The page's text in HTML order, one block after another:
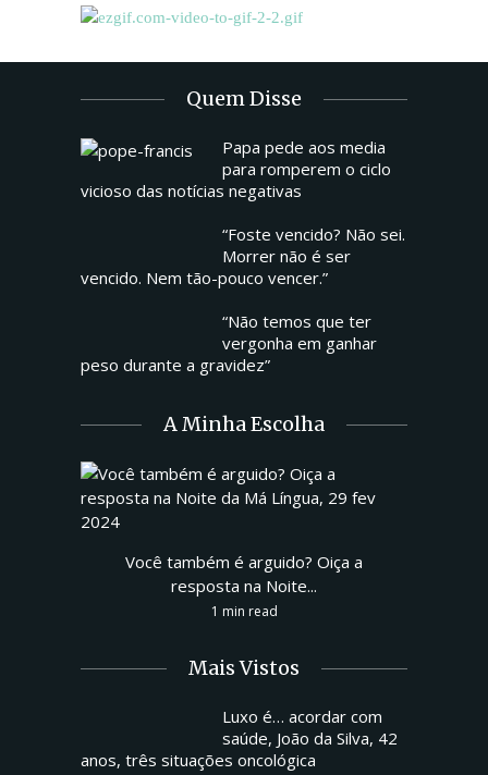
Quem Disse
Papa pede aos media
para romperem o ciclo
vicioso das notícias negativas
“Foste vencido? Não sei.
Morrer não é ser
vencido. Nem tão-pouco vencer.”
“Não temos que ter
vergonha em ganhar
peso durante a gravidez”
A Minha Escolha
Você também é arguido? Oiça a
resposta na Noite...
1 min read
Mais Vistos
Luxo é… acordar com
saúde, João da Silva, 42
anos, três situações oncológica